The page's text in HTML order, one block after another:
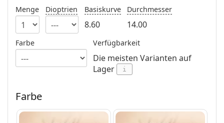
Persol
Prada
Alle Marken
Menge Dioptrien Basiskurve
8.60
Durchmesser
14.00
Farbe Verfügbarkeit
Die meisten Varianten auf
Lager
i
Farbe